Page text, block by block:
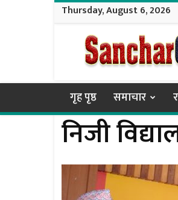
Thursday, August 6, 2026
Sanchar
Online
गृह पृष्ठ समाचार
निजी